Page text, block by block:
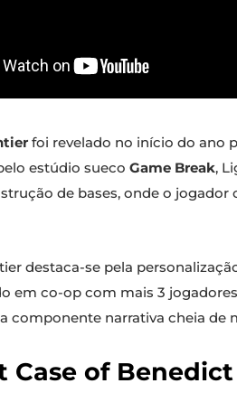
foi revelado no início do ano
estúdio sueco Game Break,
de bases, onde o
destaca-se pela
em co-op com mais 3
componente narrativa cheia de
Case of